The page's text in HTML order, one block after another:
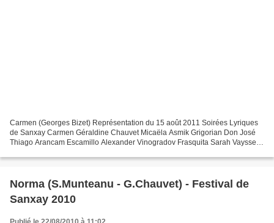
Carmen (Georges Bizet) Représentation du 15 août 2011 Soirées Lyriques
de Sanxay Carmen Géraldine Chauvet Micaëla Asmik Grigorian Don José
Thiago Arancam Escamillo Alexander Vinogradov Frasquita Sarah Vaysset
Norma (S.Munteanu - G.Chauvet) - Festival de
Sanxay 2010